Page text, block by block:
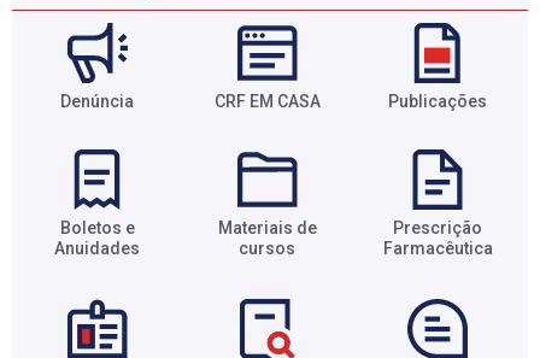
Denúncia CRF EM CASA Publicações
Boletos e
Anuidades​
Materiais de
cursos​
Prescrição
Farmacêutica​